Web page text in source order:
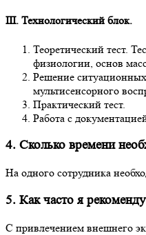
III. Технологический блок.
Теоретический тест.
физиологии, основ
Решение ситуационных
мультисенсорного
Практический тест.
Работа с
4. Сколько времени
На одного сотрудника
5. Как часто я
С привлечением внешнего